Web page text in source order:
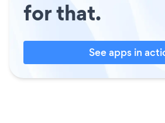
for that.
See apps in